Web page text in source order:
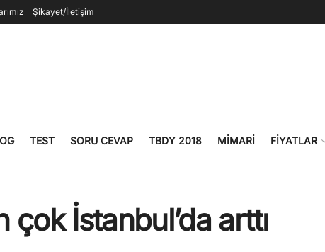
Şikayet/İletişim
TEST SORU CEVAP TBDY 2018 MIMARI FIYATLAR
çok İstanbul’da arttı